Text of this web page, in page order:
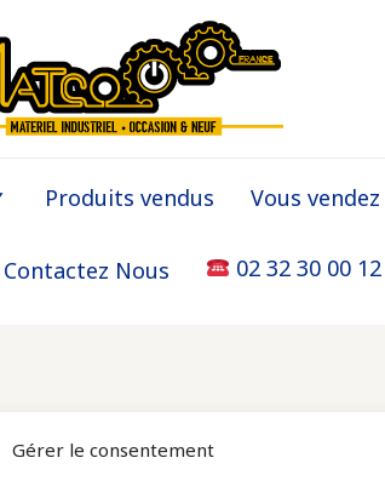
Gérer le consentement
Produits vendus Vous vendez
Contactez Nous 02 32 30 00 12